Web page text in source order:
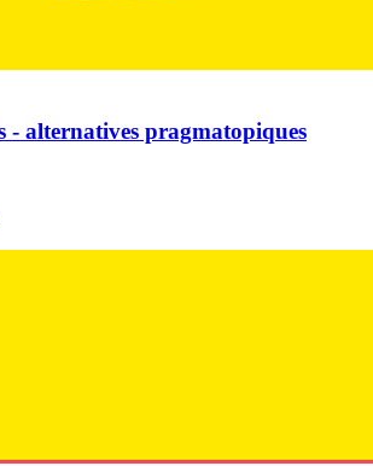
- alternatives pragmatopiques